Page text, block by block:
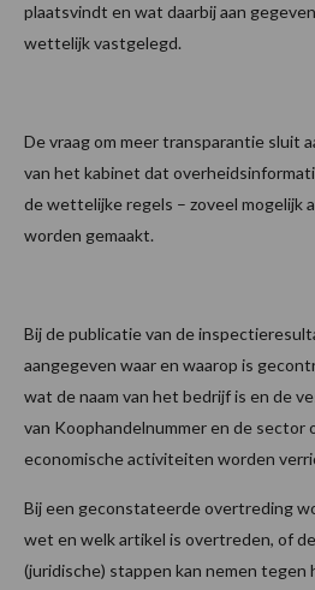
plaatsvindt en wat daarbij aan
wettelijk vastgelegd.
De vraag om meer transparantie sluit
van het kabinet dat
de wettelijke regels – zoveel mogelijk
worden gemaakt.
Bij de publicatie van de
aangegeven waar en waarop is
wat de naam van het bedrijf is en de
van Koophandelnummer en de sector
economische activiteiten worden
Bij een geconstateerde overtreding
wet en welk artikel is overtreden, of
(juridische) stappen kan nemen tegen